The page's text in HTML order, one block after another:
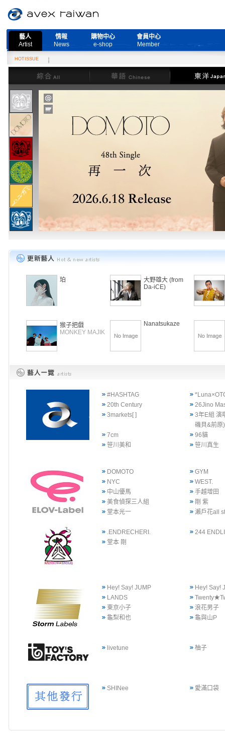
藝人
Artist
情報
News
購物中心
e-shop
會員中心
Member
HOTISSUE
公告
綜合
華語 東洋
珀
大野雄大 (from
Da-iCE)
猴子把戲
MONKEY MAJIK
Nanatsukaze
#HASHTAG
20th Century
26Jino
3markets[ ]
3年E組 演
磯貝&前原)
7cm
96貓
笹川美和
笹川真生
DOMOTO
GYM
NYC
WEST.
中山優馬
手越增田
美食偵探三人組
剛 紫
堂本光一
瀨戶花all
.ENDRECHERI.
244
堂本 剛
Hey! Say! JUMP
Hey! Say!
LANDS
東京小子
浪花男子
龜梨和也
龜與山P
livetune 柚子
SHINee 愛滿口袋